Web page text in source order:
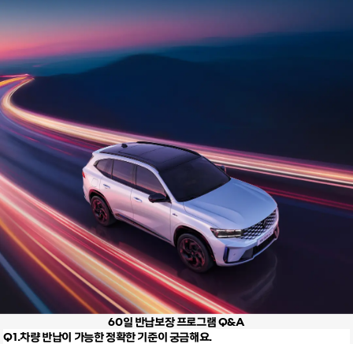
60일 반납보장 프로그램 Q&A
차량 반납이 가능한 정확한 기준이 궁금해요.